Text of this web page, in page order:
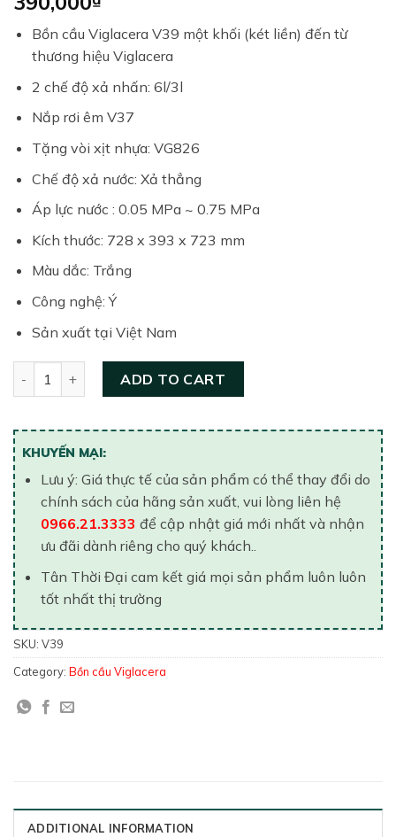
Bồn cầu Viglacera V39 một khối (két liền) đến từ
thương hiệu Viglacera
2 chế độ xả nhấn: 6l/3l
Nắp rơi êm V37
Tặng vòi xịt nhựa: VG826
Chế độ xả nước: Xả thẳng
Áp lực nước : 0.05 MPa ~ 0.75 MPa
Kích thước: 728 x 393 x 723 mm
Màu dắc: Trắng
Công nghệ: Ý
Sản xuất tại Việt Nam
ADD TO CART
KHUYẾN MẠI:
Lưu ý: Giá thực tế của sản phẩm có thể thay đổi do
chính sách của hãng sản xuất, vui lòng liên hệ
0966.21.3333 để cập nhật giá mới nhất và nhận
ưu đãi dành riêng cho quý khách..
Tân Thời Đại cam kết giá mọi sản phẩm luôn luôn
tốt nhất thị trường
SKU: V39
Category: Bồn cầu Viglacera
ADDITIONAL INFORMATION